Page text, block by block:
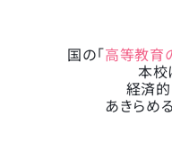
国の「高等教育
本校
経済
あきらめ